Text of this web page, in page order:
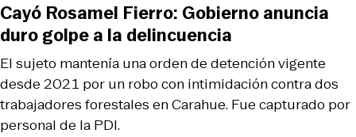
El sujeto mantenía una orden de detención vigente
desde 2021 por un robo con intimidación contra dos
trabajadores forestales en Carahue. Fue capturado por
personal de la PDI.
Cayó Rosamel Fierro: Gobierno anuncia
duro golpe a la delincuencia